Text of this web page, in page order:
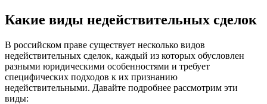
Какие виды недействительных сделок
В российском праве существует несколько видов
недействительных сделок, каждый из которых обусловлен
разными юридическими особенностями и требует
специфических подходов к их признанию
недействительными. Давайте подробнее рассмотрим эти
виды: